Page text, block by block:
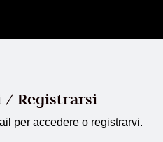
/ Registrarsi
per accedere o registrarvi.